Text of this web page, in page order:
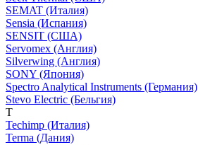
SEMAT (Италия)
Sensia (Испания)
SENSIT (США)
Servomex (Англия)
Silverwing (Англия)
SONY (Япония)
Spectro Analytical Instruments (Германия)
Stevo Electric (Бельгия)
T
Techimp (Италия)
Terma (Дания)